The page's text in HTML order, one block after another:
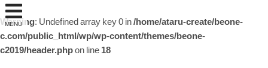
MENU
Warning: Undefined array key 0 in/home/ataru-create/beone-
c.com/public_html/wp/wp-content/themes/beone-
c2019/header.phpon line18